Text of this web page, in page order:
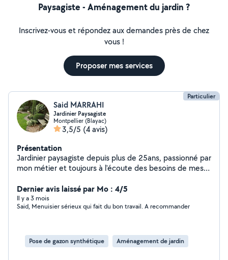
Paysagiste - Aménagement du jardin ?
Inscrivez-vous et répondez aux demandes près de chez
vous !
Proposer mes services
Particulier
Said MARRAHI
Jardinier Paysagiste
Montpellier (Blayac)
3,5/5 (4 avis)
Présentation
Jardinier paysagiste depuis plus de 25ans, passionné par
mon métier et toujours à l'écoute des besoins de mes
travaux de jardin: - Entretien régulier (tonte, taille de
haies, désherbage, coupe d'abres ect.) - Création et
aménagement d'espaces verts - Nettoyage de terrain,
pose de carrelage, faïence, terrasse et enfin quelques
petits bricolage et réparation diverses. Sérieux et
Dernier avis laissé par Mo : 4/5
Il y a 3 mois
Said, Menuisier sérieux qui fait du bon travail. A recommander
Pose de gazon synthétique Aménagement de jardin